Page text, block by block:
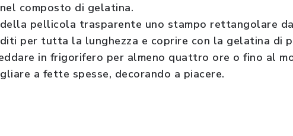
composto di gelatina.
pellicola trasparente uno stampo rettangolare
per tutta la lunghezza e coprire con la gelatina di
in frigorifero per almeno quattro ore o fino al
a fette spesse, decorando a piacere.